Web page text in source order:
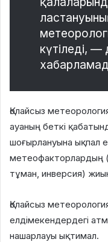
күтіледі, —
Қолайсыз
ауаның беткі
шоғырлануына ықпал
метеофакторлардың
тұман, инверсия)
Қолайсыз
елдімекендердегі
нашарлауы ықтимал.